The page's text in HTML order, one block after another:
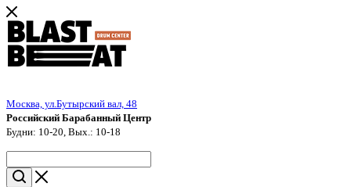
Москва, ул.Бутырский вал, 48
Российский Барабанный Центр
Будни: 10-20, Вых.: 10-18